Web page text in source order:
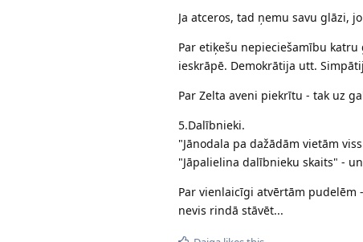
Ja atceros, tad ņemu savu glāzi,
Par etiķešu nepieciešamību
ieskrāpē. Demokrātija utt.
Par Zelta aveni piekrītu - tak uz
5.Dalībnieki.
"Jānodala pa dažādām vietām
"Jāpalielina dalībnieku skaits" -
Par vienlaicīgi atvērtām pudelēm
nevis rindā stāvēt...